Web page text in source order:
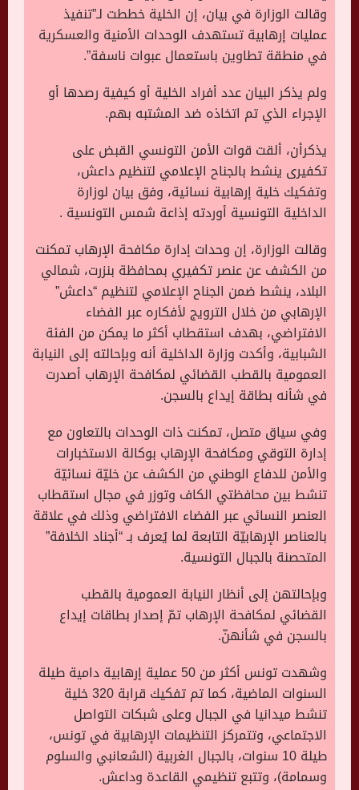
وقالت الوزارة في بيان، إن الخلية خططت لـ”تنفيذ
عمليات إرهابية تستهدف الوحدات الأمنية والعسكرية
في منطقة تطاوين باستعمال عبوات ناسفة”.
ولم يذكر البيان عدد أفراد الخلية أو كيفية رصدها أو
الإجراء الذي تم اتخاذه ضد المشتبه بهم.
يذكرأن، ألقت قوات الأمن التونسي القبض على
تكفيرى ينشط بالجناح الإعلامي لتنظيم داعش،
وتفكيك خلية إرهابية نسائية، وفق بيان لوزارة
الداخلية التونسية أوردته إذاعة شمس التونسية .
وقالت الوزارة، إن وحدات إدارة مكافحة الإرهاب تمكنت
من الكشف عن عنصر تكفيري بمحافظة بنزرت، شمالي
البلاد، ينشط ضمن الجناح الإعلامي لتنظيم “داعش”
الإرهابي من خلال الترويج لأفكاره عبر الفضاء
الافتراضي، بهدف استقطاب أكثر ما يمكن من الفئة
الشبابية، وأكدت وزارة الداخلية أنه وبإحالته إلى النيابة
العمومية بالقطب القضائي لمكافحة الإرهاب أصدرت
في شأنه بطاقة إيداع بالسجن.
وفي سياق متصل، تمكنت ذات الوحدات بالتعاون مع
إدارة التوقي ومكافحة الإرهاب بوكالة الاستخبارات
والأمن للدفاع الوطني من الكشف عن خليّة نسائيّة
تنشط بين محافظتي الكاف وتوزر في مجال استقطاب
العنصر النسائي عبر الفضاء الافتراضي وذلك في علاقة
بالعناصر الإرهابيّة التابعة لما يُعرف بـ “أجناد الخلافة”
المتحصنة بالجبال التونسية.
وبإحالتهن إلى أنظار النيابة العمومية بالقطب
القضائي لمكافحة الإرهاب تمّ إصدار بطاقات إيداع
بالسجن في شأنهنّ.
وشهدت تونس أكثر من 50 عملية إرهابية دامية طيلة
السنوات الماضية، كما تم تفكيك قرابة 320 خلية
تنشط ميدانيا في الجبال وعلى شبكات التواصل
الاجتماعي، وتتمركز التنظيمات الإرهابية في تونس،
طيلة 10 سنوات، بالجبال الغربية (الشعانبي والسلوم
وسمامة)، وتتبع تنظيمي القاعدة وداعش.